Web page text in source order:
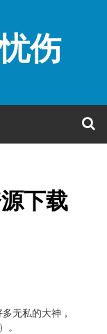
伤
下载
无私的大神，
。